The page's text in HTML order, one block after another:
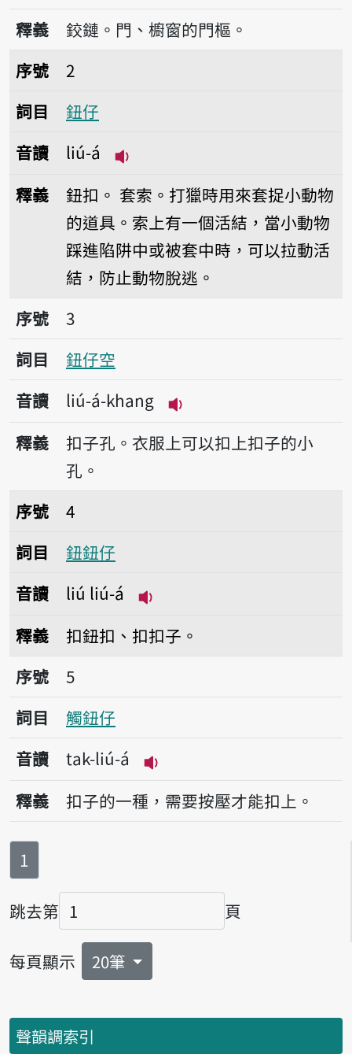
播放音讀āu-liú
釋義
鉸鏈。門、櫥窗的門樞。
序號2鈕仔
序號
2
詞目
鈕仔
音讀
liú-á
釋義 鈕扣。 套索。打獵時用來套捉小動物
的道具。索上有一個活結，當小動物
踩進陷阱中或被套中時，可以拉動活
結，防止動物脫逃。
序號3鈕仔空
序號
3
詞目
鈕仔空
音讀
liú-á-khang
播放音讀liú-á-khang
釋義
扣子孔。衣服上可以扣上扣子的小
孔。
序號4鈕鈕仔
序號
4
詞目
鈕鈕仔
音讀
liú liú-á
釋義
扣鈕扣、扣扣子。
序號5觸鈕仔
序號
5
詞目
觸鈕仔
音讀
tak-liú-á
播放音讀tak-liú-á
釋義 扣子的一種，需要按壓才能扣上。
第
1
跳去第
頁碼
頁
每頁顯示 20筆
聲韻調索引